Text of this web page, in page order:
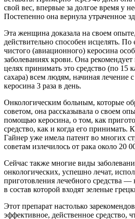
свой вес, впервые за долгое время у
Постепенно она вернула утраченное
Эта женщина доказала на своем
действительно способен исцелять.
чистого (авиационного) керосина
заболеваниях крови. Она
целях принимать это средство (по 15
сахара) всем людям, начиная лечение
керосина 3 раза в день.
Онкологическим больным, которые
советом, она рассказывала о своем
помощью керосина, о том, как
средство, как и когда его принимать.
Гайнер уже имела патент во многих
советам излечилось от рака около 20
Сейчас также многие виды
онкологических, успешно лечат,
приготовления лечебного средства —
в состав которой входят зеленые
Этот препарат настолько
эффективное, действенное средство,